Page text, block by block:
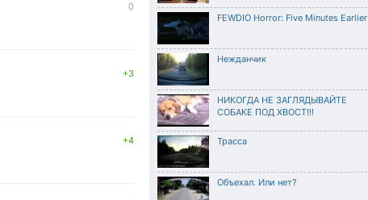
FEWDIO Horror: Five Minutes Earlier
Нежданчик
НИКОГДА НЕ ЗАГЛЯДЫВАЙТЕ
СОБАКЕ ПОД ХВОСТ!!!
Трасса
Объехал. Или нет?
0
+3
+4